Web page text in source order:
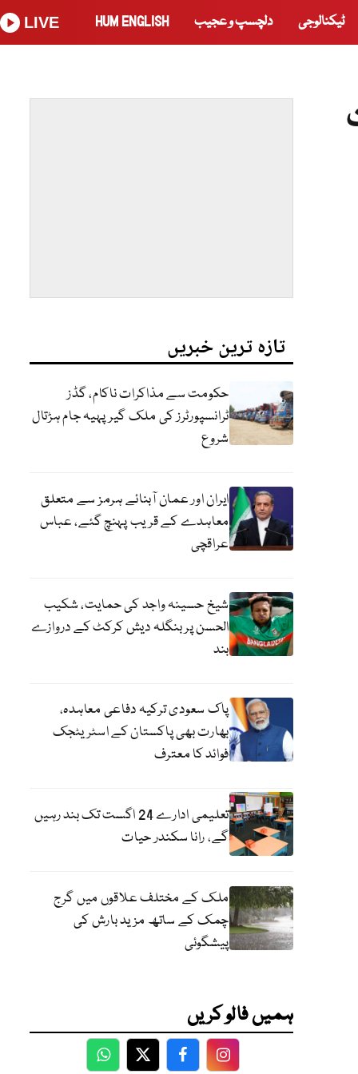
ٹیکنالوجی دلچسپ و عجیب HUM ENGLISH
LIVE
تازہ ترین خبریں
حکومت سے مذاکرات ناکام، گڈز
ٹرانسپورٹرز کی ملک گیر پہیہ جام ہڑتال
شروع
ایران اور عمان آبنائے ہرمز سے متعلق
معاہدے کے قریب پہنچ گئے، عباس
عراقچی
شیخ حسینہ واجد کی حمایت، شکیب
الحسن پر بنگلہ دیش کرکٹ کے دروازے
بند
پاک سعودی ترکیہ دفاعی معاہدہ،
بھارت بھی پاکستان کے اسٹریٹجک
فوائد کا معترف
تعلیمی ادارے 24 اگست تک بند رہیں
گے، رانا سکندر حیات
ملک کے مختلف علاقوں میں گرج
چمک کے ساتھ مزید بارش کی
پیشگوئی
ہمیں فالو کریں
WhatsApp
TwitterFacebookFacebook